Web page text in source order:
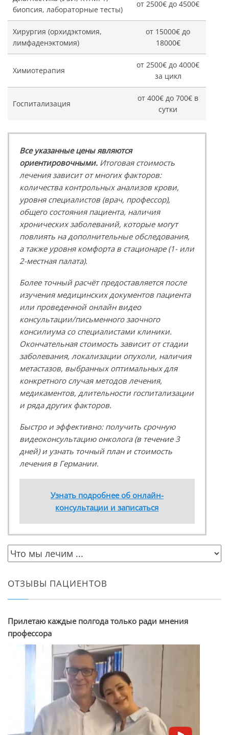
биопсия, лабораторные тесты)
от 2500€ до 4500€
Хирургия (орхидэктомия,
лимфаденэктомия)
от 15000€ до
18000€
Химиотерапия
от 2500€ до 4000€
за цикл
Госпитализация
от 400€ до 700€ в
сутки
Все указанные цены являются
ориентировочными. Итоговая стоимость
лечения зависит от многих факторов:
количества контрольных анализов крови,
уровня специалистов (врач, профессор),
общего состояния пациента, наличия
хронических заболеваний, которые могут
повлиять на дополнительные обследования,
а также уровня комфорта в стационаре (1- или
2-местная палата).
Более точный расчёт предоставляется после
изучения медицинских документов пациента
или проведенной онлайн видео
консультации/письменного заочного
консилиума со специалистами клиники.
Окончательная стоимость зависит от стадии
заболевания, локализации опухоли, наличия
метастазов, выбранных оптимальных для
конкретного случая методов лечения,
медикаментов, длительности госпитализации
и ряда других факторов.
Быстро и эффективно: получить срочную
видеоконсультацию онколога (в течение 3
дней) и узнать точный план и стоимость
лечения в Германии.
Узнать подробнее об онлайн-
консультации и записаться
ОТЗЫВЫ ПАЦИЕНТОВ
Прилетаю каждые полгода только ради мнения
профессора